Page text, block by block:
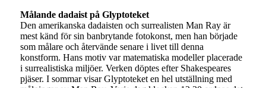
Målande dadaist på Glyptoteket
Den amerikanska dadaisten och surrealisten Man Ray är
mest känd för sin banbrytande fotokonst, men han började
som målare och återvände senare i livet till denna
konstform. Hans motiv var matematiska modeller placerade
i surrealistiska miljöer. Verken döptes efter Shakespeares
pjäser. I sommar visar Glyptoteket en hel utställning med